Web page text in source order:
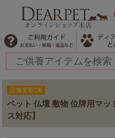
店舗受取OK
ペット 仏壇 敷物 位牌用マッ
ス対応】